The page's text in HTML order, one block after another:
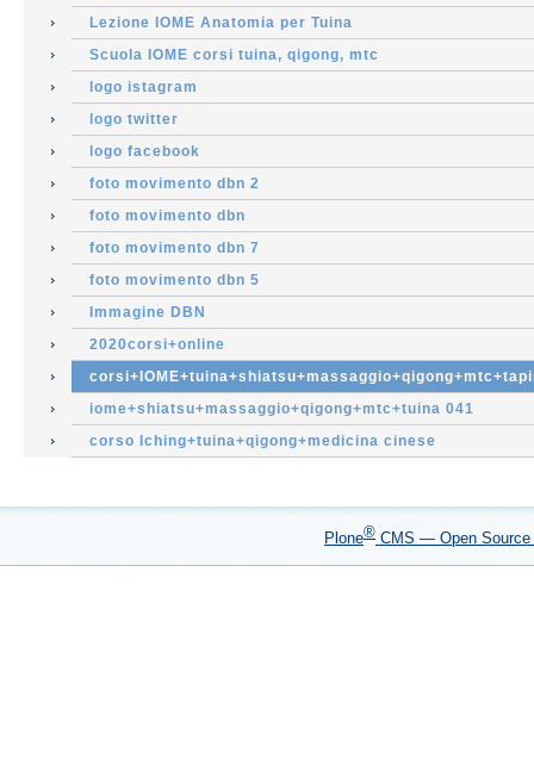
Lezione IOME Anatomia per Tuina
Scuola IOME corsi tuina, qigong, mtc
logo istagram
logo twitter
logo facebook
foto movimento dbn 2
foto movimento dbn
foto movimento dbn 7
foto movimento dbn 5
Immagine DBN
2020corsi+online
iome+shiatsu+massaggio+qigong+mtc+tuina 041
corso Iching+tuina+qigong+medicina cinese
Plone® CMS — Open Source